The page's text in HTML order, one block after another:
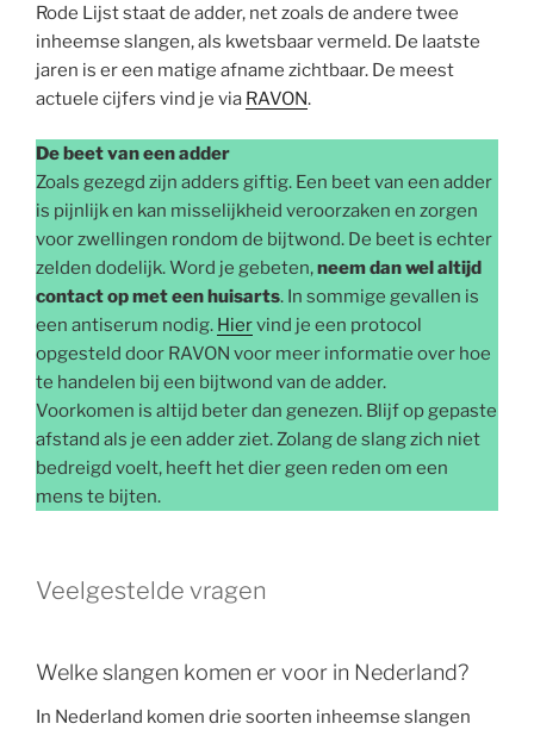
Rode Lijst staat de adder, net zoals de andere twee
inheemse slangen, als kwetsbaar vermeld. De laatste
jaren is er een matige afname zichtbaar. De meest
actuele cijfers vind je via RAVON.
De beet van een adder
Zoals gezegd zijn adders giftig. Een beet van een adder
is pijnlijk en kan misselijkheid veroorzaken en zorgen
voor zwellingen rondom de bijtwond. De beet is echter
zelden dodelijk. Word je gebeten,neem dan wel altijd
contact op met een huisarts. In sommige gevallen is
een antiserum nodig. Hiervind je een protocol
opgesteld door RAVON voor meer informatie over hoe
te handelen bij een bijtwond van de adder.
Voorkomen is altijd beter dan genezen. Blijf op gepaste
afstand als je een adder ziet. Zolang de slang zich niet
bedreigd voelt, heeft het dier geen reden om een
mens te bijten.
Veelgestelde vragen
Welke slangen komen er voor in Nederland?
In Nederland komen drie soorten inheemse slangen